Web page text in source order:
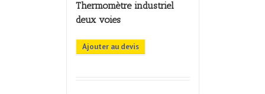
Thermomètre industriel
deux voies
Ajouter au devis